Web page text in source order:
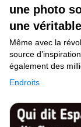
une photo
une
Endroits
Même avec la
source
également des
d’entre nous
se ressourcer
leurs rêves
à couper le souffle.